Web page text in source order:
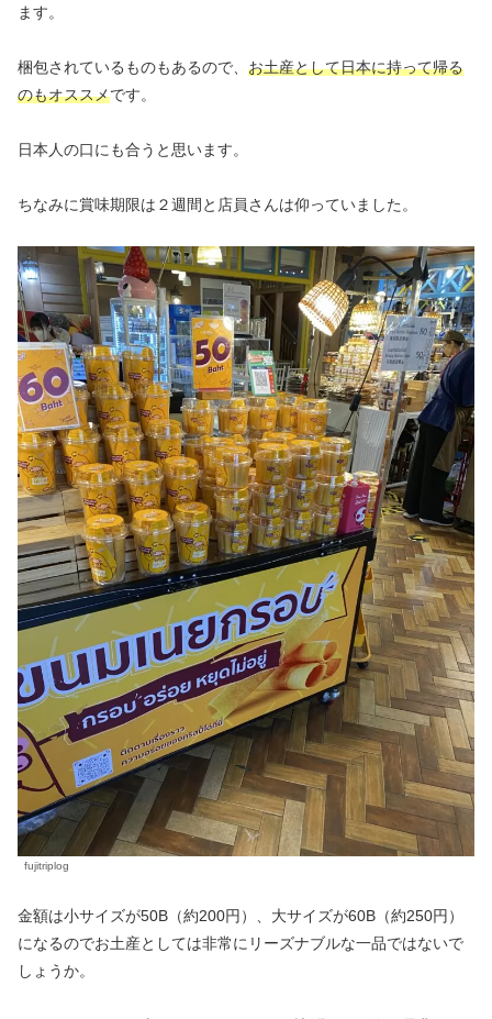
ます。
梱包されているものもあるので、 お土産として日本に持って帰る
のもオススメです。
日本人の口にも合うと思います。
ちなみに賞味期限は２週間と店員さんは仰っていました。
fujitriplog
金額は小サイズが50B（約200円）、大サイズが60B（約250円）
になるのでお土産としては非常にリーズナブルな一品ではないで
しょうか。